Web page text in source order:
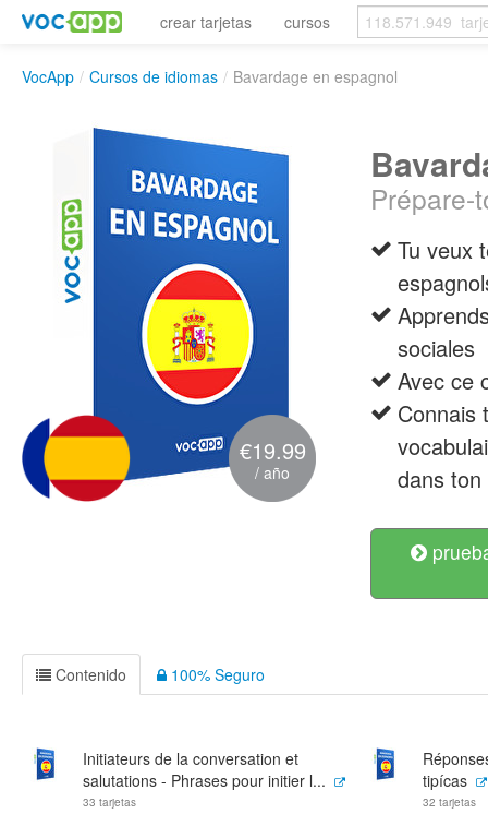
crear tarjetas cursos
VocApp / Cursos de idiomas / Bavardage en espagnol
€19.99
/ año
Prépare-
Tu veux
sociales
Avec ce
Connais
dans
Contenido 100% Seguro
Initiateurs de la conversation et
salutations - Phrases pour initier l...
33 tarjetas
tipícas
32 tarjetas